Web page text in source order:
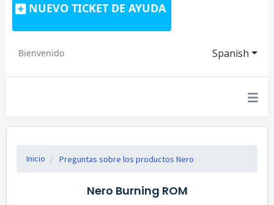
NUEVO TICKET DE AYUDA
Spanish
Bienvenido
Inicio Preguntas sobre los productos Nero
Nero Burning ROM